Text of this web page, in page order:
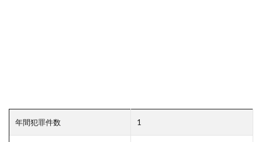
年間犯罪件数 1